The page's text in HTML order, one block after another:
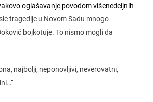
oglašavanje povodom višenedeljnih
tragedije u Novom Sadu mnogo
bojkotuje. To nismo mogli da
najbolji, neponovljivi, neverovatni,